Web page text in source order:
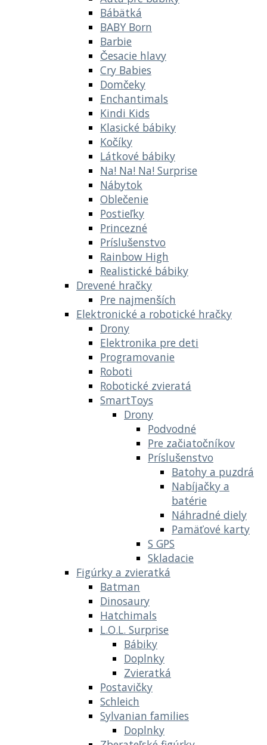
Bábätká
BABY Born
Barbie
Česacie hlavy
Cry Babies
Domčeky
Enchantimals
Kindi Kids
Klasické bábiky
Kočíky
Látkové bábiky
Na! Na! Na! Surprise
Nábytok
Oblečenie
Postieľky
Princezné
Príslušenstvo
Rainbow High
Realistické bábiky
Drevené hračky
Pre najmenších
Elektronické a robotické hračky
Drony
Elektronika pre deti
Programovanie
Roboti
Robotické zvieratá
SmartToys
Drony
Podvodné
Pre začiatočníkov
Príslušenstvo
Batohy a puzdrá
Nabíjačky a
batérie
Náhradné diely
Pamäťové karty
S GPS
Skladacie
Figúrky a zvieratká
Batman
Dinosaury
Hatchimals
L.O.L. Surprise
Bábiky
Doplnky
Zvieratká
Postavičky
Schleich
Sylvanian families
Doplnky